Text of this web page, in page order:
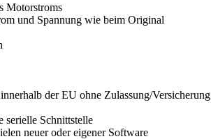
Motorstroms
und Spannung wie beim Original
der EU ohne Zulassung/Versicherung
serielle Schnittstelle
neuer oder eigener Software